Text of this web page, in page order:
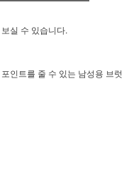
실 수 있습니다.
인트를 줄 수 있는 남성용 브럿